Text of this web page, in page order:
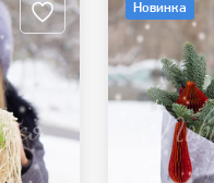
Новинка